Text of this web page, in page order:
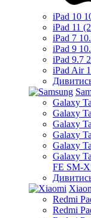
iPad 10
iPad 11
iPad 7
iPad 9
iPad 9.7
iPad Air
Galaxy
Galaxy
Galaxy
Galaxy
Galaxy
Galaxy
FE SM-
Redmi
Redmi